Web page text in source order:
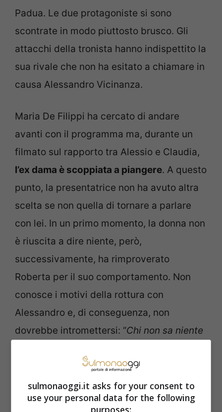
Padua. Le due protagoniste si sono
scontrate in modo piuttosto brusco. Gli
attacchi della tronista hanno indispettito la
sua rivale che non ha esitato a chiamare in
causa Alessandro Vicinanza.
Maria De Filippi ha cercato di andare
avanti con il programma ma, durante un
filmato sul rapporto tra Alessio e Claudia,
l’ex dama è scoppiata a piangere. A questo
punto, la presentatrice non ha avuto altra
scelta se non quella di tornare a parlare
con lei. In un primo momento, la donna non
è riuscita a dire niente, però,
successivamente, ha rimproverato
Roberta per il suo comportamento. Non
conosce i motivi della rottura con
Alessandro e, di conseguenza, non
dovrebbe intromettersi: “Chi non sa niente
sulmonaoggi.it asks for your consent to
use your personal data for the following
purposes: